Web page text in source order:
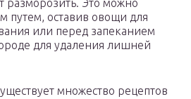
разморозить. Это можно
путем, оставив овощи для
или перед запеканием
для удаления лишней
множество рецептов